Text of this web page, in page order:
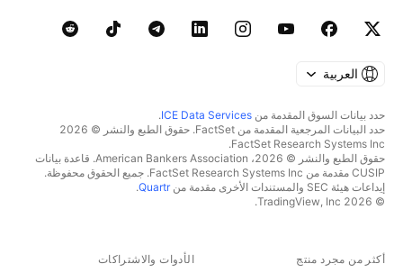
العربية
حدد بيانات السوق المقدمة من ICE Data Services
.
حدد البيانات المرجعية المقدمة من FactSet. حقوق الطبع والنشر © 2026
FactSet Research Systems Inc.
حقوق الطبع والنشر © 2026، American Bankers Association. قاعدة بيانات
CUSIP مقدمة من FactSet Research Systems Inc. جميع الحقوق محفوظة.
إيداعات هيئة SEC والمستندات الأخرى مقدمة من
Quartr
.
© 2026 TradingView, Inc.
أكثر من مجرد منتج الأدوات والاشتراكات